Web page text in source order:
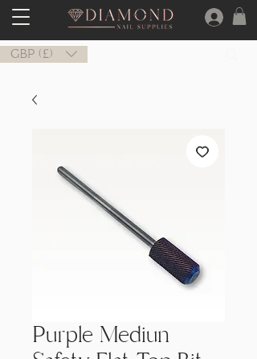
GBP (£)
Purple Mediun